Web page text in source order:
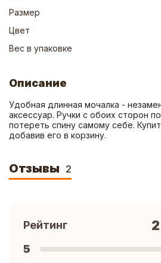
Размер
Цвет
Вес в упаковке
Описание
Удобная длинная мочалка -
аксессуар. Ручки с обоих сторон
потереть спину самому себе.
добавив его в корзину.
Отзывы 2
Рейтинг 2
5